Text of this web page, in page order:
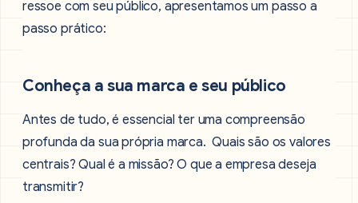
ressoe com seu público, apresentamos um passo a
passo prático:
Conheça a sua marca e seu público
Antes de tudo, é essencial ter uma compreensão
profunda da sua própria marca. Quais são os valores
centrais? Qual é a missão? O que a empresa deseja
transmitir?